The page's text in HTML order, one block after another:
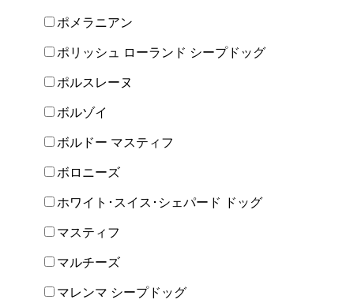
ポメラニアン
ポリッシュ ローランド シープドッグ
ポルスレーヌ
ボルゾイ
ボルドー マスティフ
ボロニーズ
ホワイト･スイス･シェパード ドッグ
マスティフ
マルチーズ
マレンマ シープドッグ